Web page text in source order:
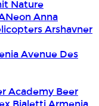
Nature
Anna
Arshavner
Avenue Des
Academy Beer